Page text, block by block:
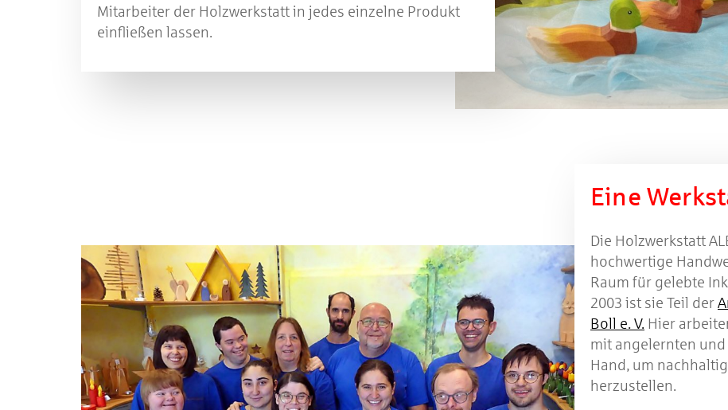
Mitarbeiter der Holzwerkstatt in jedes einzelne Produkt
einfließen lassen.
Eine
Die Holzwerkstatt
hochwertige
Raum für gelebte
2003 ist sie Teil der
Boll e. V. Hier
mit angelernten
Hand, um
herzustellen.